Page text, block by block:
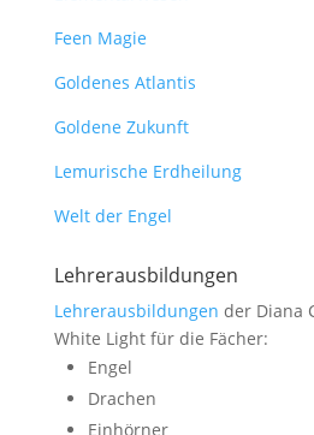
Feen Magie
Goldenes Atlantis
Goldene Zukunft
Lemurische Erdheilung
Welt der Engel
Lehrerausbildungen
Lehrerausbildungen der Diana
White Light für die Fächer:
Engel
Drachen
Einhörner